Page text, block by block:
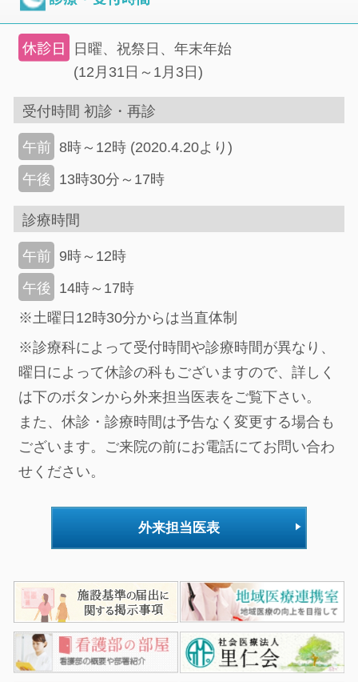
日曜、祝祭日、年末年始
(12月31日～1月3日)
受付時間 初診・再診
午前 8時～12時 (2020.4.20より)
午後 13時30分～17時
診療時間
午前 9時～12時
午後 14時～17時
※土曜日12時30分からは当直体制
※診療科によって受付時間や診療時間が異なり、
曜日によって休診の科もございますので、詳しく
は下のボタンから外来担当医表をご覧下さい。
また、休診・診療時間は予告なく変更する場合も
ございます。ご来院の前にお電話にてお問い合わ
せください。
外来担当医表